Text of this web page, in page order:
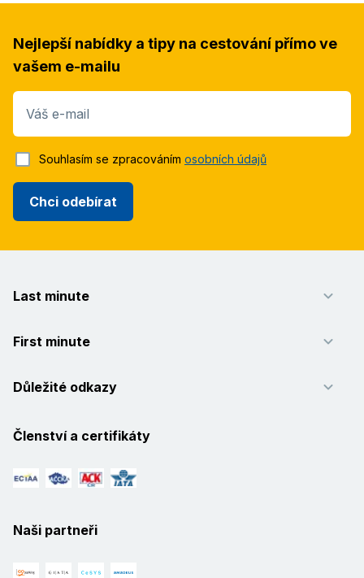
Nejlepší nabídky a tipy na cestování přímo ve
vašem e-mailu
Váš e-mail
Chci odebírat
Souhlasím se zpracováním osobních údajů
Last minute
First minute
Důležité odkazy
Členství a certifikáty
Naši partneři